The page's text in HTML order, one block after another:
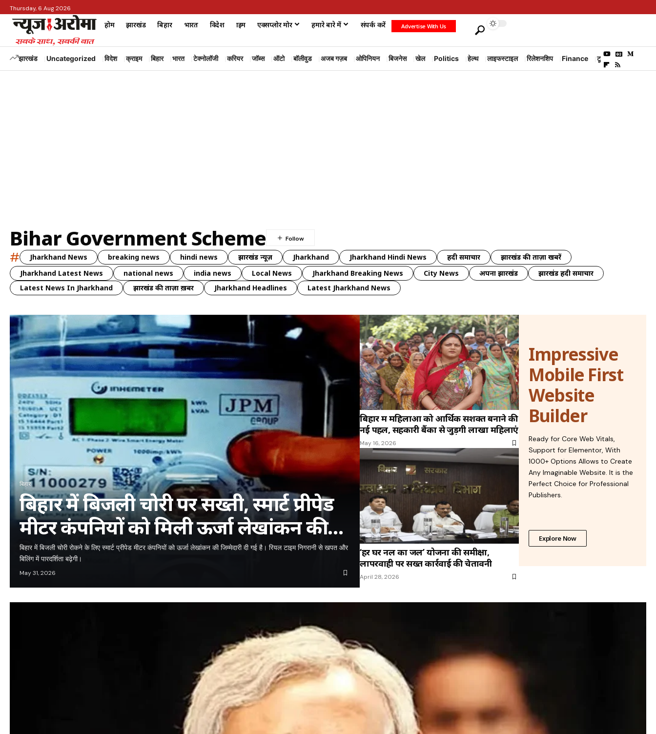
Thursday, 6 Aug 2026
होम झारखंड बिहार भारत विदेश क्राइम एक्सप्लोर मोर हमारे बारे में संपर्क करें Advertise With Us
झारखंड Uncategorized विदेश क्राइम बिहार भारत टेक्नोलॉजी करियर जॉब्स ऑटो बॉलीवुड अजब गज़ब ओपिनियन बिजनेस खेल Politics हेल्थ लाइफस्टाइल रिलेशनशिप Finance टूरिज्म
Bihar Government Scheme
# Jharkhand News breaking news hindi news झारखंड न्यूज़ Jharkhand Jharkhand Hindi News हिंदी समाचार
झारखंड की ताज़ा खबरें
Jharkhand Latest News
national news india news Local News Jharkhand Breaking News City News अपना झारखंड
झारखंड हिंदी समाचार
Latest News In Jharkhand
झारखंड की ताज़ा ख़बर Jharkhand Headlines Latest Jharkhand News
बिहार
बिहार में बिजली चोरी पर सख्ती, स्मार्ट प्रीपेड
मीटर कंपनियों को मिली ऊर्जा लेखांकन की
जिम्मेदारी
बिहार में बिजली चोरी रोकने के लिए स्मार्ट प्रीपेड मीटर कंपनियों को ऊर्जा लेखांकन की जिम्मेदारी दी गई है। रियल टाइम निगरानी से खपत और
बिलिंग में पारदर्शिता बढ़ेगी।
May 31, 2026
बिहार में महिलाओं को आर्थिक सशक्त बनाने की
नई पहल, सहकारी बैंकों से जुड़ेंगी लाखों महिलाएं
May 16, 2026
‘हर घर नल का जल’ योजना की समीक्षा,
लापरवाही पर सख्त कार्रवाई की चेतावनी
April 28, 2026
Impressive
Mobile First
Website
Builder
Ready for Core Web Vitals,
Support for Elementor, With
1000+ Options Allows to Create
Any Imaginable Website. It is the
Perfect Choice for Professional
Publishers.
Explore Now